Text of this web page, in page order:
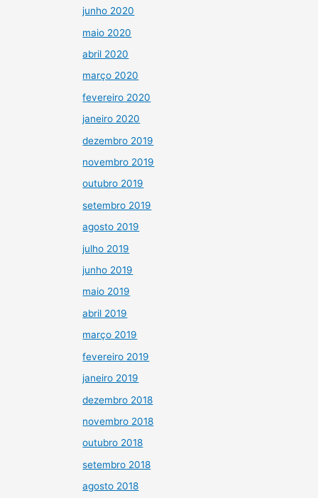
junho 2020
maio 2020
abril 2020
março 2020
fevereiro 2020
janeiro 2020
dezembro 2019
novembro 2019
outubro 2019
setembro 2019
agosto 2019
julho 2019
junho 2019
maio 2019
abril 2019
março 2019
fevereiro 2019
janeiro 2019
dezembro 2018
novembro 2018
outubro 2018
setembro 2018
agosto 2018